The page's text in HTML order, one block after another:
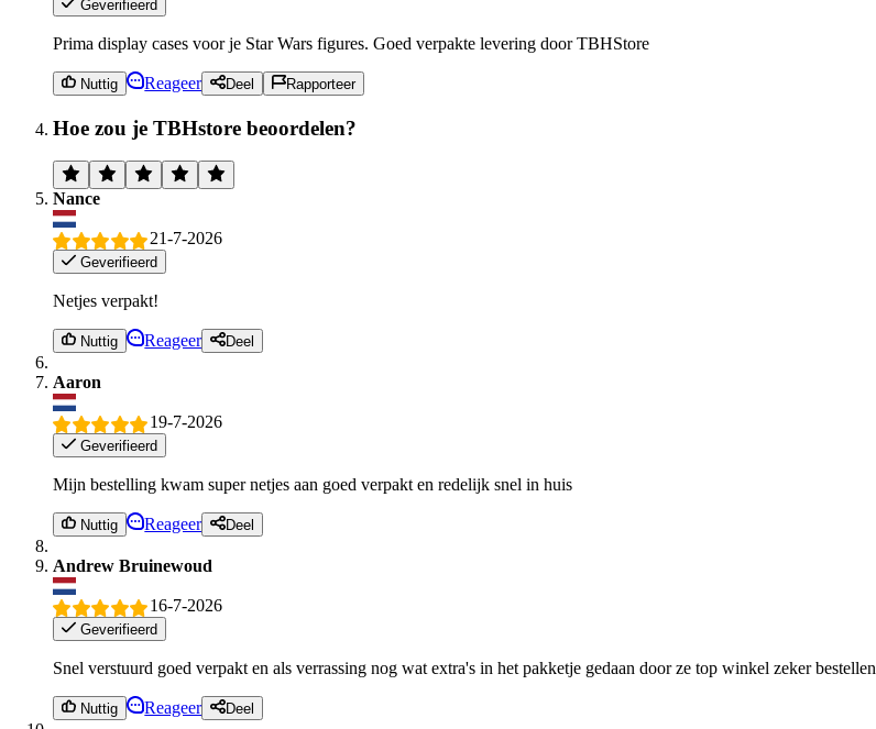
Geverifieerd
Prima display cases voor je Star Wars figures. Goed verpakte levering door TBHStore
Nuttig Reageer Deel Rapporteer
Hoe zou je TBHstore beoordelen?
Nance
21-7-2026
Geverifieerd
Netjes verpakt!
Nuttig Reageer Deel
Aaron
19-7-2026
Geverifieerd
Mijn bestelling kwam super netjes aan goed verpakt en redelijk snel in huis
Nuttig Reageer Deel
Andrew Bruinewoud
16-7-2026
Geverifieerd
Snel verstuurd goed verpakt en als verrassing nog wat extra's in het pakketje gedaan door ze top winkel zeker bestellen
Nuttig Reageer Deel